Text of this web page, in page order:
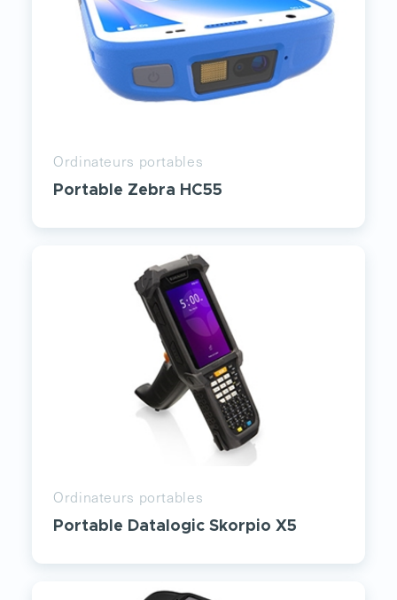
Ordinateurs portables
Portable Zebra HC55
Ordinateurs portables
Portable Datalogic Skorpio X5